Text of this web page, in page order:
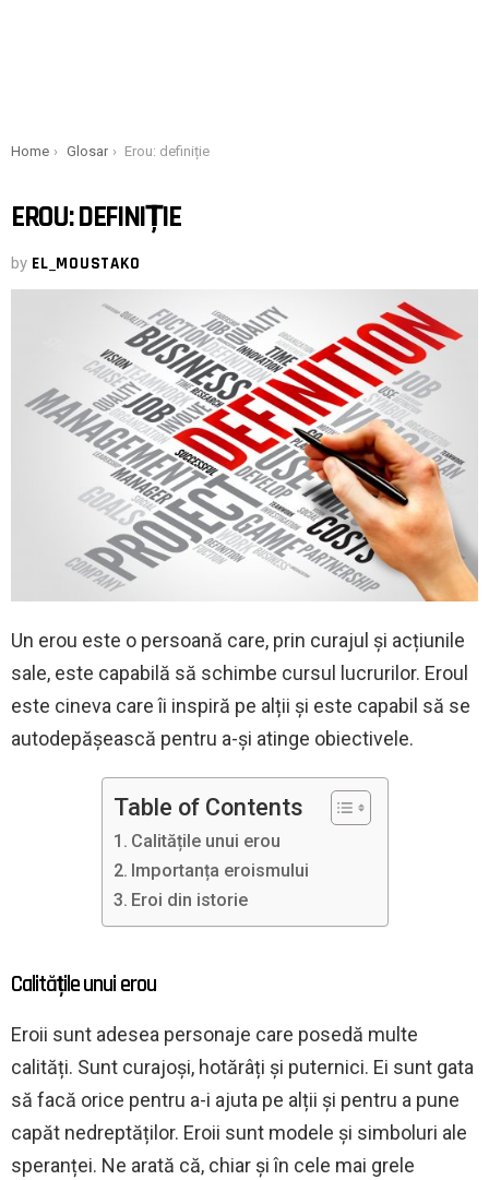
You are here:
Home Glosar Erou: definiție
EROU: DEFINIȚIE
by EL_MOUSTAKO
Un erou este o persoană care, prin curajul și acțiunile
sale, este capabilă să schimbe cursul lucrurilor. Eroul
este cineva care îi inspiră pe alții și este capabil să se
autodepășească pentru a-și atinge obiectivele.
Table of Contents
Calitățile unui erou
Importanța eroismului
Eroi din istorie
Calitățile unui erou
Eroii sunt adesea personaje care posedă multe
calități. Sunt curajoși, hotărâți și puternici. Ei sunt gata
să facă orice pentru a-i ajuta pe alții și pentru a pune
capăt nedreptăților. Eroii sunt modele și simboluri ale
speranței. Ne arată că, chiar și în cele mai grele